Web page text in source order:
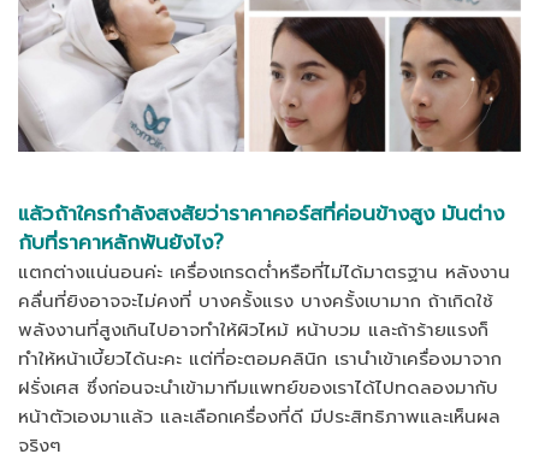
แล้วถ้าใครกำลังสงสัยว่าราคาคอร์สที่ค่อนข้างสูง มันต่าง
กับที่ราคาหลักพันยังไง?
แตกต่างแน่นอนค่ะ เครื่องเกรดต่ำหรือที่ไม่ได้มาตรฐาน หลังงาน
คลื่นที่ยิงอาจจะไม่คงที่ บางครั้งแรง บางครั้งเบามาก ถ้าเกิดใช้
พลังงานที่สูงเกินไปอาจทำให้ผิวไหม้ หน้าบวม และถ้าร้ายแรงก็
ทำให้หน้าเบี้ยวได้นะคะ แต่ที่อะตอมคลินิก เรานำเข้าเครื่องมาจาก
ฝรั่งเศส ซึ่งก่อนจะนำเข้ามาทีมแพทย์ของเราได้ไปทดลองมากับ
หน้าตัวเองมาแล้ว และเลือกเครื่องที่ดี มีประสิทธิภาพและเห็นผล
จริงๆ